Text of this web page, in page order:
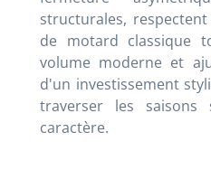
structurales,
de motard classique
volume moderne et
d'un investissement
traverser les
caractère.